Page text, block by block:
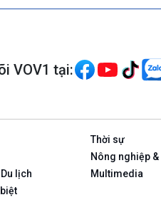
VOV1 tại:
Thời sự
Nông nghiệp
lịch
Multimedia